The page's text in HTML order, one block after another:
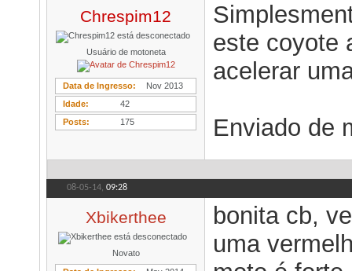
Chrespim12
Usuário de motoneta
Data de Ingresso
Nov 2013
Idade
42
Posts
175
este coyote
acelerar
Enviado de
08-05-14, 09:28
Xbikerthee
Novato
bonita cb,
uma